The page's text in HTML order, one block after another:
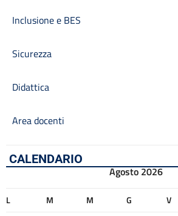
Inclusione e BES
Sicurezza
Didattica
Area docenti
CALENDARIO
Agosto 2026
L M M G V